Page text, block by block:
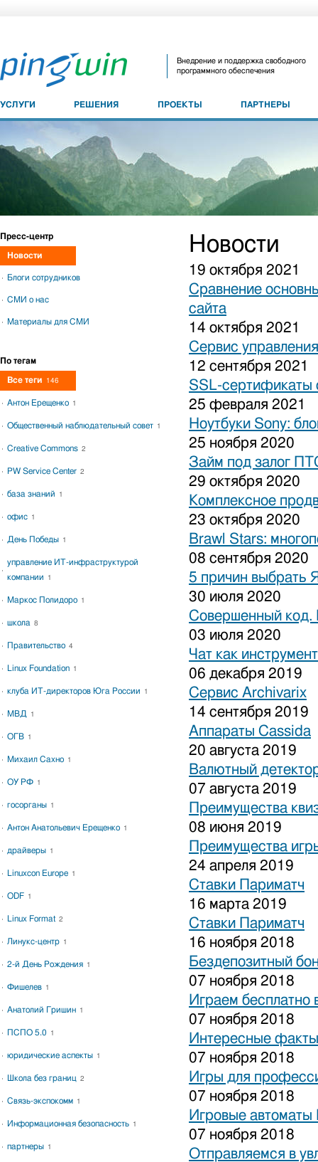
Внедрение и поддержка свободного
программного обеспечения
УСЛУГИ РЕШЕНИЯ ПРОЕКТЫ ПАРТНЕРЫ
Новости
19 октября 2021
Сравнение
сайта
14 октября 2021
Сервис
12 сентября 2021
SSL-сертификаты
25 февраля 2021
Ноутбуки Sony:
25 ноября 2020
Займ под залог
29 октября 2020
Комплексное
23 октября 2020
Brawl Stars:
08 сентября 2020
5 причин выбрать
30 июля 2020
Совершенный код.
03 июля 2020
Чат как
06 декабря 2019
Сервис Archivarix
14 сентября 2019
Аппараты Cassida
20 августа 2019
Валютный
07 августа 2019
Преимущества
08 июня 2019
Преимущества
24 апреля 2019
Ставки Париматч
16 марта 2019
Ставки Париматч
16 ноября 2018
Бездепозитный
07 ноября 2018
Играем бесплатно
07 ноября 2018
Интересные
07 ноября 2018
Игры для
07 ноября 2018
Игровые автоматы
07 ноября 2018
Отправляемся в
Пресс-центр
Новости
Блоги сотрудников
СМИ о нас
Материалы для СМИ
По тегам
Все теги 146
Антон Ерещенко 1
Общественный наблюдательный совет 1
Creative Commons 2
PW Service Center 2
база знаний 1
офис 1
День Победы 1
управление ИТ-инфраструктурой
компании
1
Маркос Полидоро 1
школа 8
Правительство 4
Linux Foundation 1
клуба ИТ-директоров Юга России 1
МВД 1
ОГВ 1
Михаил Сахно 1
ОУ РФ 1
госорганы 1
Антон Анатольевич Ерещенко 1
драйверы 1
Linuxcon Europe 1
ODF 1
Linux Format 2
Линукс-центр 1
2-й День Рождения 1
Фишелев 1
Анатолий Гришин 1
ПСПО 5.0 1
юридические аспекты 1
Школа без границ 2
Связь-экспокомм 1
Информационная безопасность 1
партнеры 1